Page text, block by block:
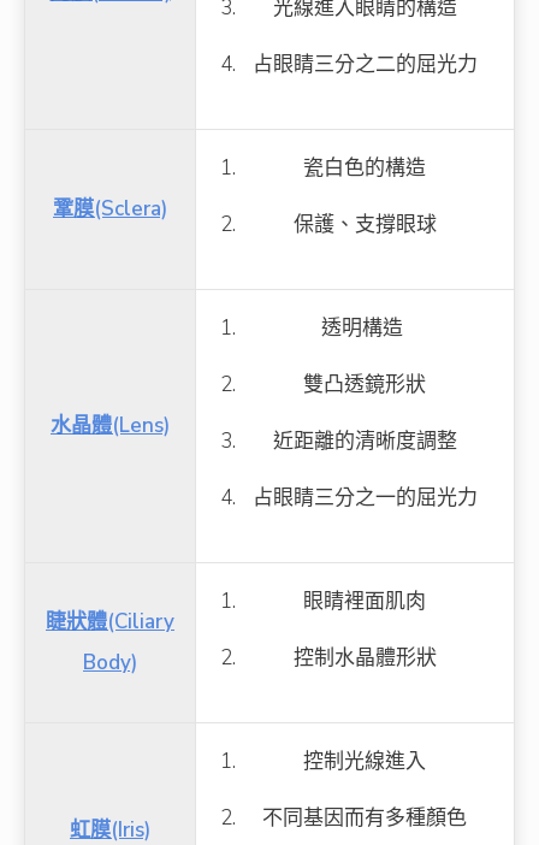
光線進入眼睛的構造
占眼睛三分之二的屈光力
鞏膜(Sclera)
瓷白色的構造
保護、支撐眼球
水晶體(Lens)
透明構造
雙凸透鏡形狀
近距離的清晰度調整
占眼睛三分之一的屈光力
睫狀體(Ciliary
Body)
眼睛裡面肌肉
控制水晶體形狀
虹膜(Iris)
控制光線進入
不同基因而有多種顏色